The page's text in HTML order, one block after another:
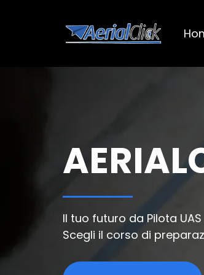
Il tuo futuro da Pilota
Scegli il corso di